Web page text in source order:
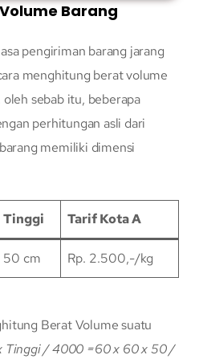
Barang
pengiriman barang jarang
menghitung berat volume
sebab itu, beberapa
perhitungan asli dari
memiliki dimensi
Tinggi Tarif Kota A
50 cm Rp. 2.500,-/kg
Berat Volume suatu
Tinggi / 4000 =60 x 60 x 50 /